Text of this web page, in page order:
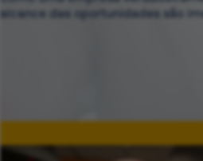
alcance das oportunidades são